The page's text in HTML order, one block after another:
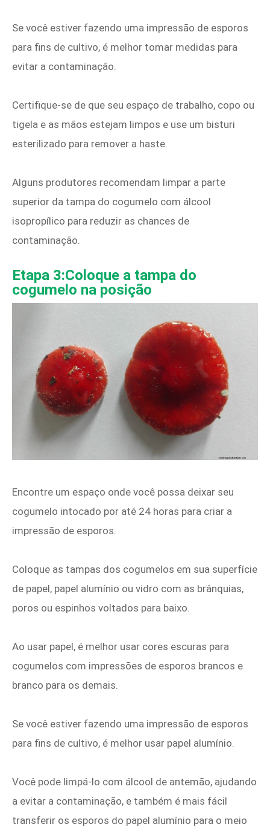
Se você estiver fazendo uma impressão de esporos
para fins de cultivo, é melhor tomar medidas para
evitar a contaminação.
Certifique-se de que seu espaço de trabalho, copo ou
tigela e as mãos estejam limpos e use um bisturi
esterilizado para remover a haste.
Alguns produtores recomendam limpar a parte
superior da tampa do cogumelo com álcool
isopropílico para reduzir as chances de
contaminação.
Etapa 3:Coloque a tampa do
cogumelo na posição
Encontre um espaço onde você possa deixar seu
cogumelo intocado por até 24 horas para criar a
impressão de esporos.
Coloque as tampas dos cogumelos em sua superfície
de papel, papel alumínio ou vidro com as brânquias,
poros ou espinhos voltados para baixo.
Ao usar papel, é melhor usar cores escuras para
cogumelos com impressões de esporos brancos e
branco para os demais.
Se você estiver fazendo uma impressão de esporos
para fins de cultivo, é melhor usar papel alumínio.
Você pode limpá-lo com álcool de antemão, ajudando
a evitar a contaminação, e também é mais fácil
transferir os esporos do papel alumínio para o meio